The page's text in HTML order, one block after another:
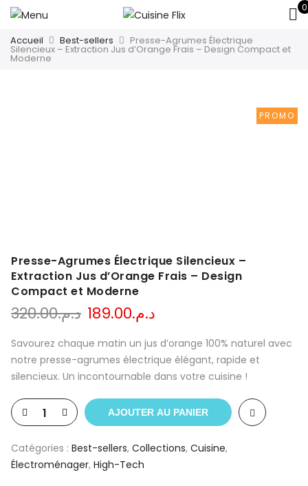
0
Accueil Best-sellers Presse-Agrumes Électrique
Silencieux – Extraction Jus d’Orange Frais – Design Compact et
Moderne
PROMO
Presse-Agrumes Électrique Silencieux –
Extraction Jus d’Orange Frais – Design
Compact et Moderne
د.م.320.00 Le
initial
était :
د.م.320.00.
د.م.189.00
actuel
est :
د.م.189.00.
Savourez chaque matin un jus d’orange 100% naturel avec
notre presse-agrumes électrique élégant, rapide et
silencieux. Un incontournable dans votre cuisine !
AJOUTER AU PANIER
Catégories : Best-sellers, Collections, Cuisine,
Électroménager, High-Tech